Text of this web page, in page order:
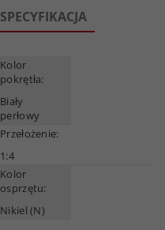
SPECYFIKACJA
Kolor
pokrętła:
Biały
perłowy
Przełożenie:
1:4
Kolor
osprzętu:
Nikiel (N)